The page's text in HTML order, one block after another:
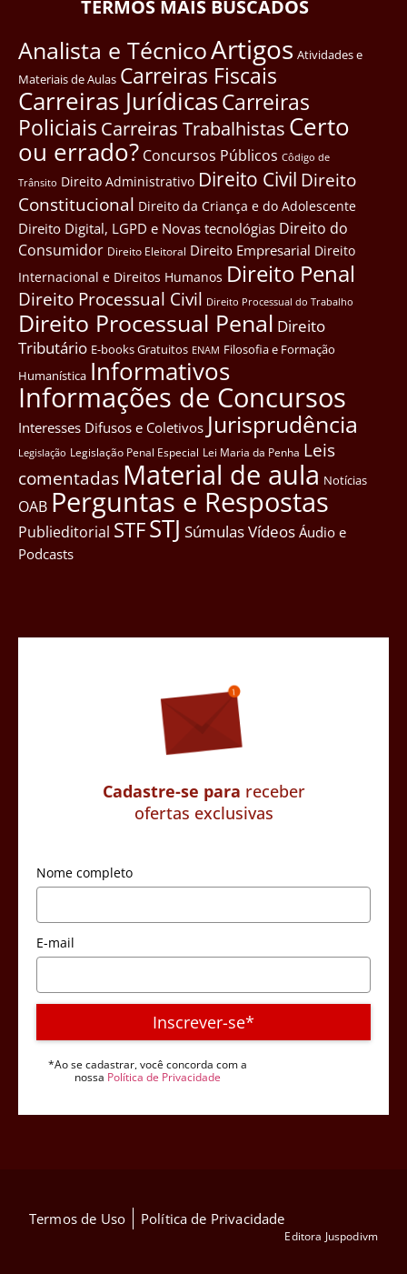
TERMOS MAIS BUSCADOS
Analista e TécnicoArtigos Atividades e
Materiais de Aulas Carreiras Fiscais
Carreiras JurídicasCarreiras
Policiais Carreiras Trabalhistas Certo
ou errado? Concursos Públicos Côdigo de
Trânsito Direito Administrativo Direito Civil Direito
Constitucional Direito da Criança e do Adolescente
Direito Digital, LGPD e Novas tecnológias Direito do
Consumidor Direito Eleitoral Direito Empresarial Direito
Internacional e Direitos Humanos Direito Penal
Direito Processual Civil Direito Processual do Trabalho
Direito Processual Penal Direito
Tributário E-books Gratuitos ENAM Filosofia e Formação
Humanística Informativos
Informações de Concursos
Interesses Difusos e Coletivos Jurisprudência
Legislação Legislação Penal Especial Lei Maria da Penha Leis
comentadas Material de aula Notícias
OAB Perguntas e Respostas
Publieditorial STFSTJ SúmulasVídeos Áudio e
Podcasts
Cadastre-se para receber
ofertas exclusivas
Nome completo
E-mail
Inscrever-se*
*Ao se cadastrar, você concorda com a
nossa Política de Privacidade
Termos de Uso Política de Privacidade
Editora Juspodivm